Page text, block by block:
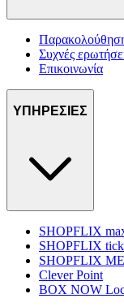
Συχνές
Επικοινωνία
ΥΠΗΡΕΣΙΕΣ
SHOPFLIX
SHOPFLIX
SHOPFLIX
Clever Point
BOX NOW